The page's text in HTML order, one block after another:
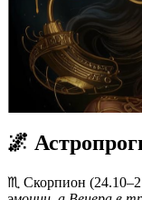
🌌
♏ Скорпион